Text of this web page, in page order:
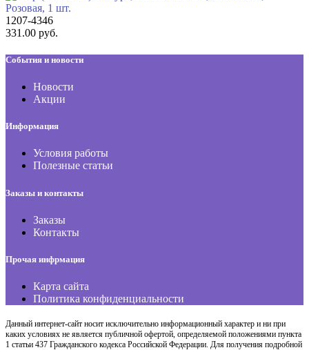
1207-4346
331.00 руб.
События и новости
Новости
Акции
Информация
Условия работы
Полезные статьи
Заказы и контакты
Заказы
Контакты
Прочая инфрмация
Карта сайта
Политика конфиденциальности
Данный интернет-сайт носит исключительно информационный характер и ни при
каких условиях не является публичной офертой, определяемой положениями пункта
1 статьи 437 Гражданского кодекса Российской Федерации. Для получения подробной